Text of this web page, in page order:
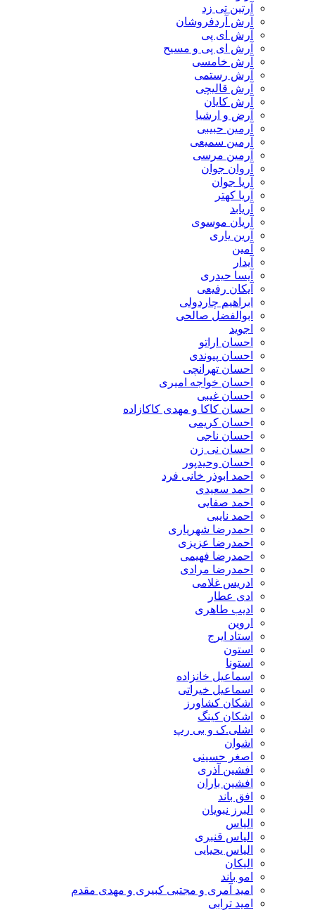
آرتین تی زد
آرش آردفروشان
آرش ای پی
آرش ای پی و مسیح
آرش خامسی
آرش رستمی
آرش قالیچی
آرش کایان
​آرض و ارشیا
آرمین حبیبی
آرمین سمیعی
آرمین مرسی
آروان جوان
آریا جوان
آریا کهتر
آریابد
آریان موسوی
آرین یاری
آمین
آیدار
آیسا حیدری
آیکان رفیعی
ابراهیم چاردولی
ابوالفضل صالحی
اجوید
احسان اراتو
احسان پیوندی
احسان تهرانچی
احسان خواجه امیری
احسان غیبی
احسان کاکا و مهدی کاکازاده
احسان کریمی
احسان ناجی
احسان نی زن
احسان وحیدپور
احمد ابوذر خانی فرد
احمد سعیدی
احمد صفایی
احمد نایبی
احمدرضا شهریاری
احمدرضا عزیزی
احمدرضا فهیمی
احمدرضا مرادی
ادریس غلامی
ادی عطار
ادیب طاهری
اروین
استاد ایرج
استون
استونا
اسماعیل خانزاده
اسماعیل خیراتی
اشکان کشاورز
اشکان کینگ
اشلی.ک و بی رپ
اشوان
اصغر حسینی
افشین آذری
افشین باران
افق باند
البرز نبویان
الیاس
الیاس قنبرى
الیاس یحیایی
الیکان
امو باند
امید آمری و مجتبی کبیری و مهدى مقدم
امید ترابی